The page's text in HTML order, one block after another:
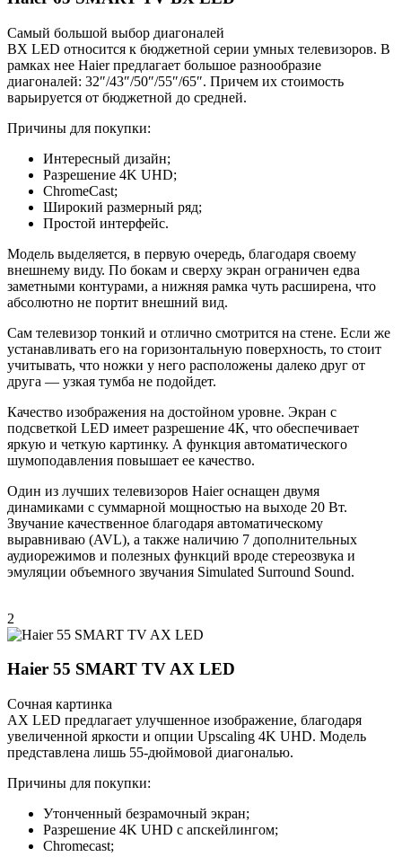
Самый большой выбор диагоналей
BX LED относится к бюджетной серии умных телевизоров. В
рамках нее Haier предлагает большое разнообразие
диагоналей: 32″/43″/50″/55″/65″. Причем их стоимость
варьируется от бюджетной до средней.
Причины для покупки:
Интересный дизайн;
Разрешение 4K UHD;
ChromeCast;
Широкий размерный ряд;
Простой интерфейс.
Модель выделяется, в первую очередь, благодаря своему
внешнему виду. По бокам и сверху экран ограничен едва
заметными контурами, а нижняя рамка чуть расширена, что
абсолютно не портит внешний вид.
Сам телевизор тонкий и отлично смотрится на стене. Если же
устанавливать его на горизонтальную поверхность, то стоит
учитывать, что ножки у него расположены далеко друг от
друга — узкая тумба не подойдет.
Качество изображения на достойном уровне. Экран с
подсветкой LED имеет разрешение 4К, что обеспечивает
яркую и четкую картинку. А функция автоматического
шумоподавления повышает ее качество.
Один из лучших телевизоров Haier оснащен двумя
динамиками с суммарной мощностью на выходе 20 Вт.
Звучание качественное благодаря автоматическому
выравниваю (AVL), а также наличию 7 дополнительных
аудиорежимов и полезных функций вроде стереозвука и
эмуляции объемного звучания Simulated Surround Sound.
2
Haier 55 SMART TV AX LED
Сочная картинка
AX LED предлагает улучшенное изображение, благодаря
увеличенной яркости и опции Upscaling 4K UHD. Модель
представлена лишь 55-дюймовой диагональю.
Причины для покупки:
Утонченный безрамочный экран;
Разрешение 4K UHD с апскейлингом;
Chromecast;